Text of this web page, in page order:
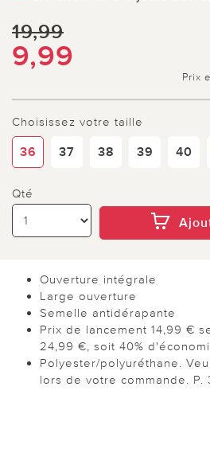
19,99
9,99
Prix
Choisissez votre taille
36 37 38 39 40
Qté
Ouverture intégrale
Large ouverture
Semelle antidérapante
Prix de lancement 14,99 €
24,99 €, soit 40%
Polyester/polyuréthane.
lors de votre commande. P.